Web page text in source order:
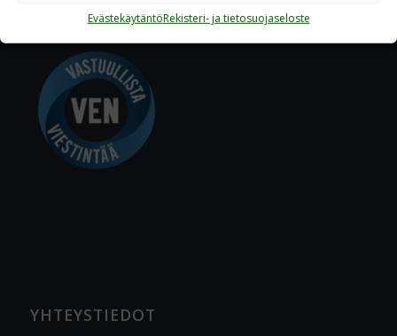
EvästekäytäntöRekisteri- ja tietosuojaseloste
YHTEYSTIEDOT